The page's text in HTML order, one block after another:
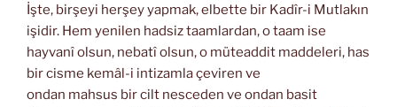
İşte, birşeyi herşey yapmak, elbette bir Kadîr-i Mutlakın
işidir. Hem yenilen hadsiz taamlardan, o taam ise
hayvanî olsun, nebatî olsun, o müteaddit maddeleri, has
bir cisme kemâl-i intizamla çeviren ve
ondan mahsus bir cilt nesceden ve ondan basit